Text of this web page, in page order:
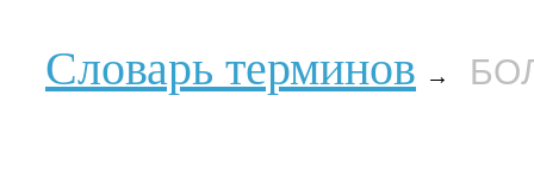
Словарь терминов →